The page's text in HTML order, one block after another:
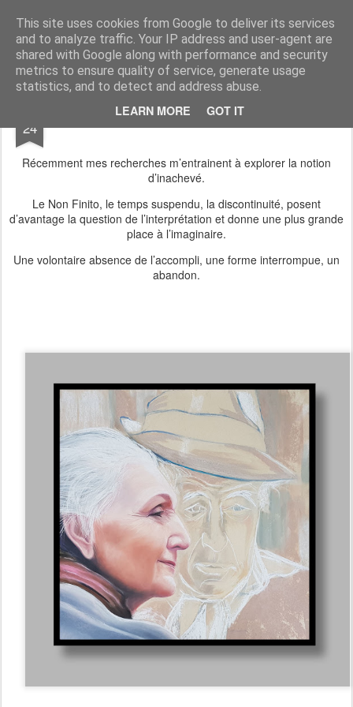
This site uses cookies from Google to deliver its services
and to analyze traffic. Your IP address and user-agent are
shared with Google along with performance and security
metrics to ensure quality of service, generate usage
statistics, and to detect and address abuse.
LEARN MORE GOT IT
Galerie GigueLeroux
Pages
24
Récemment mes recherches m’entrainent à explorer la notion
d’inachevé.
Le Non Finito, le temps suspendu, la discontinuité, posent
d’avantage la question de l’interprétation et donne une plus grande
place à l’imaginaire.
Une volontaire absence de l’accompli, une forme interrompue, un
abandon.